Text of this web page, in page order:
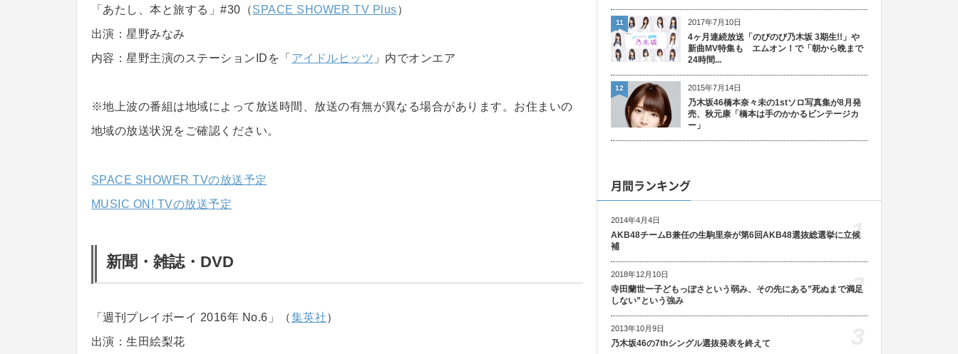
「あたし、本と旅する」#30（SPACE SHOWER TV Plus）
出演：星野みなみ
内容：星野主演のステーションIDを「 アイドルヒッツ 」内でオンエア
※地上波の番組は地域によって放送時間、放送の有無が異なる場合があります。お住まいの
地域の放送状況をご確認ください。
SPACE SHOWER TVの放送予定
MUSIC ON! TVの放送予定
新聞・雑誌・DVD
「週刊プレイボーイ 2016年 No.6」（集英社）
出演：生田絵梨花
2017年7月10日
4ヶ月連続放送「のびのび乃木坂 3期生!!」や
新曲MV特集も エムオン！で「朝から晩まで
24時間...
11
2015年7月14日
乃木坂46橋本奈々未の1stソロ写真集が8月発
売、秋元康「橋本は手のかかるビンテージカ
ー」
12
月間ランキング
2014年4月4日
AKB48チームB兼任の生駒里奈が第6回AKB48選抜総選挙に立候
補
1
2018年12月10日
寺田蘭世ー子どもっぽさという弱み、その先にある”死ぬまで満足
しない”という強み
2
2013年10月9日
乃木坂46の7thシングル選抜発表を終えて